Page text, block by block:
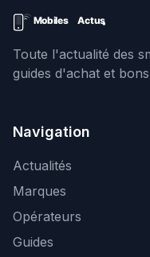
Toute l'actualité des
guides d'achat et
Navigation
Actualités
Marques
Opérateurs
Guides